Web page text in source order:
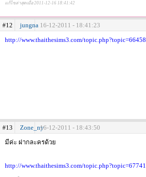
แก้ไขล่าสุดเมื่อ 2011-12-16 18:41:42
#12 jungna 16-12-2011 - 18:41:23
http://www.thaithesims3.com/topic.php?topic=66458
#13 Zone_ny16-12-2011 - 18:43:50
มีค่ะ ฝากละครด้วย
http://www.thaithesims3.com/topic.php?topic=67741